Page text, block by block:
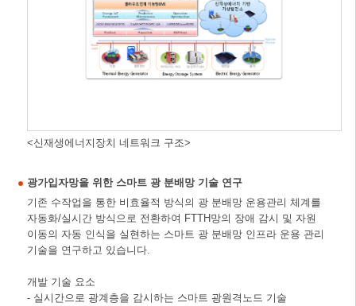
<신재생에너지장치 네트워크 구조>
광가입자망을 위한 스마트 광 분배망 기술 연구
기존 수작업을 통한 비효율적 방식의 광 분배망 운용관리 체계를
자동화/실시간 방식으로 전환하여 FTTH망의 장애 감시 및 자원
이동의 자동 인식을 실현하는 스마트 광 분배망 인프라 운용 관리
기술을 연구하고 있습니다.
개발 기술 요소
- 실시간으로 광계층을 감시하는 스마트 광원격노드 기술